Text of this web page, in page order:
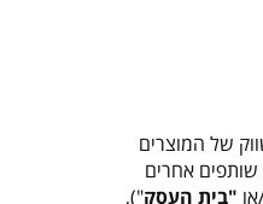
של המוצרים
שותפים אחרים
"בית העסק"),